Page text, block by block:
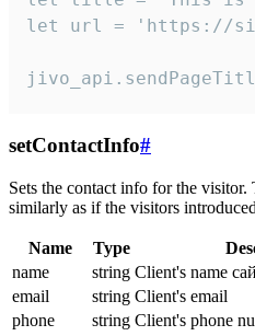
let url = 'https://
setContactInfo#
Sets the contact info for the visitor.
similarly as if the visitors
Name Type
name
string Client's name
email
string Client's email
phone
string Client's phone